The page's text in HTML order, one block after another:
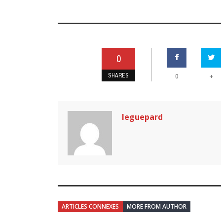
0
SHARES 0 +
leguepard
ARTICLES CONNEXES MORE FROM AUTHOR